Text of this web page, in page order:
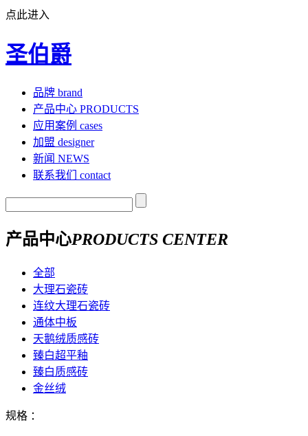
点此进入
圣伯爵
品牌 brand
产品中心 PRODUCTS
应用案例 cases
加盟 designer
新闻 NEWS
联系我们
contact
产品中心PRODUCTS CENTER
全部
大理石瓷砖
连纹大理石瓷砖
通体中板
天鹅绒质感砖
臻白超平釉
臻白质感砖
金丝绒
规格 ：